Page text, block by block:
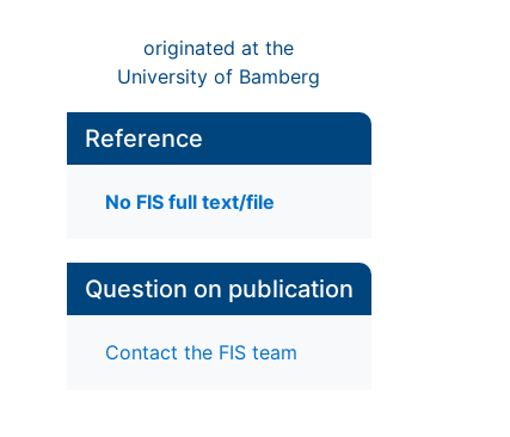
originated at the
University of Bamberg
Reference
No FIS full text/file
Question on publication
Contact the FIS team